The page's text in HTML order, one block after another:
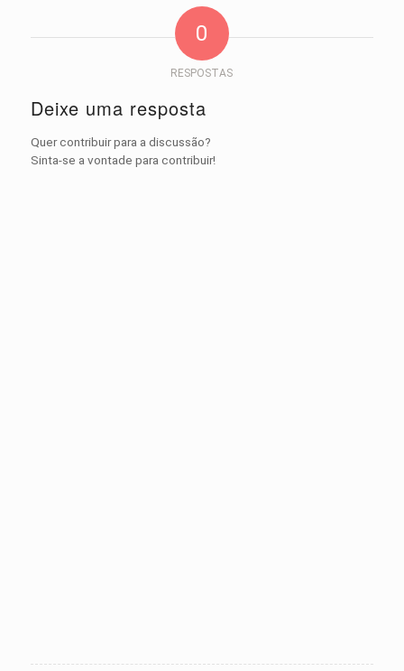
0
RESPOSTAS
Deixe uma resposta
Quer contribuir para a discussão?
Sinta-se a vontade para contribuir!